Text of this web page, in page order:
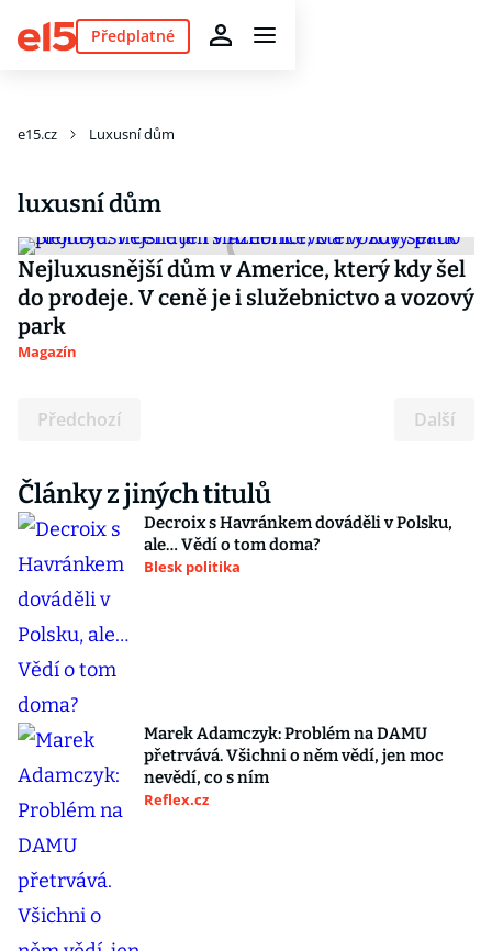
Předplatné
e15.cz Luxusní dům
luxusní dům
Nejluxusnější dům v Americe, který kdy šel
do prodeje. V ceně je i služebnictvo a vozový
park
Magazín
Předchozí Další
Články z jiných titulů
Decroix s Havránkem dováděli v Polsku,
ale… Vědí o tom doma?
Blesk politika
Marek Adamczyk: Problém na DAMU
přetrvává. Všichni o něm vědí, jen moc
nevědí, co s ním
Reflex.cz